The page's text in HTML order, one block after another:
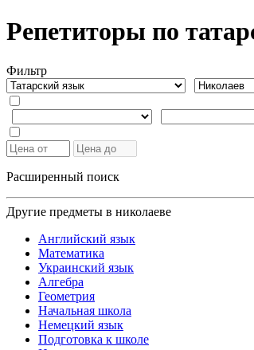
Репетиторы по
Фильтр
Расширенный поиск
Другие предметы в николаеве
Английский язык
Математика
Украинский язык
Алгебра
Геометрия
Начальная школа
Немецкий язык
Подготовка к школе